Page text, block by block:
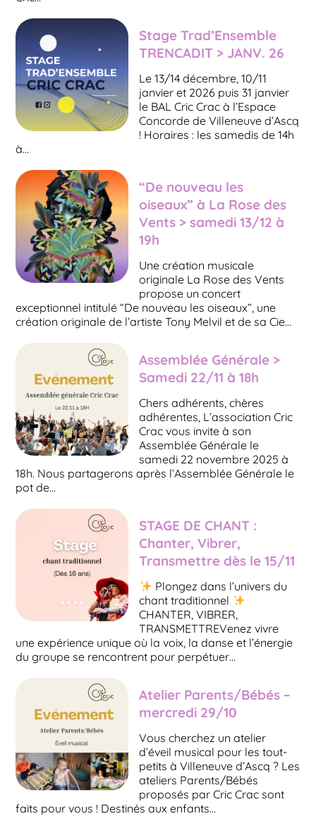
Stage Trad’Ensemble
TRENCADIT > JANV. 26
Le 13/14 décembre, 10/11
janvier et 2026 puis 31 janvier
le BAL Cric Crac à l’Espace
Concorde de Villeneuve d’Ascq
! Horaires : les samedis de 14h
à…
“De nouveau les
oiseaux” à La Rose des
Vents > samedi 13/12 à
19h
Une création musicale
originale La Rose des Vents
propose un concert
exceptionnel intitulé “De nouveau les oiseaux”, une
création originale de l’artiste Tony Melvil et de sa Cie…
Assemblée Générale >
Samedi 22/11 à 18h
Chers adhérents, chères
adhérentes, L’association Cric
Crac vous invite à son
Assemblée Générale le
samedi 22 novembre 2025 à
18h. Nous partagerons après l’Assemblée Générale le
pot de…
STAGE DE CHANT :
Chanter, Vibrer,
Transmettre dès le 15/11
Plongez dans l’univers du
chant traditionnel
CHANTER, VIBRER,
TRANSMETTREVenez vivre
une expérience unique où la voix, la danse et l’énergie
du groupe se rencontrent pour perpétuer…
Atelier Parents/Bébés –
mercredi 29/10
Vous cherchez un atelier
d’éveil musical pour les tout-
petits à Villeneuve d’Ascq ? Les
ateliers Parents/Bébés
proposés par Cric Crac sont
faits pour vous ! Destinés aux enfants…